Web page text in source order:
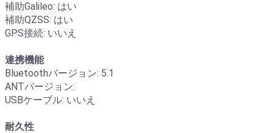
補助Galileo: はい
補助QZSS: はい
GPS接続: いいえ
連携機能
Bluetoothバージョン: 5.1
ANTバージョン:
USBケーブル: いいえ
耐久性